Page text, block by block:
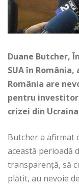
Duane Butcher,
SUA în
România are
pentru
crizei din
Butcher a afirmat
această perioadă
transparenţă, să
plătit, au nevoie